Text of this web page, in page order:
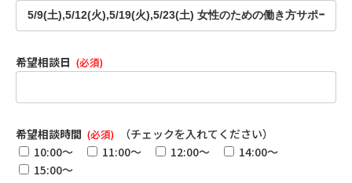
希望相談日 (必須)
希望相談時間 (必須)
（チェックを入れてください）
10:00～
11:00～ 12:00～
14:00～
15:00～